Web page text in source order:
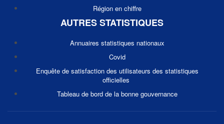
Région en chiffre
AUTRES STATISTIQUES
Annuaires statistiques nationaux
Covid
Enquête de satisfaction des utilisateurs des statistiques
officielles
Tableau de bord de la bonne gouvernance